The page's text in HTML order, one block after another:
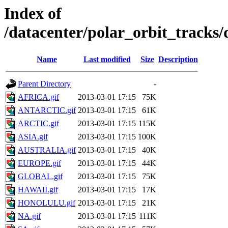
Index of
/datacenter/polar_orbit_tracks/
Name Last modified Size Description
Parent Directory
-
AFRICA.gif
2013-03-01 17:15
75K
ANTARCTIC.gif 2013-03-01 17:15
61K
ARCTIC.gif
2013-03-01 17:15 115K
ASIA.gif
2013-03-01 17:15 100K
AUSTRALIA.gif 2013-03-01 17:15
40K
EUROPE.gif
2013-03-01 17:15
44K
GLOBAL.gif
2013-03-01 17:15
75K
HAWAII.gif
2013-03-01 17:15
17K
HONOLULU.gif 2013-03-01 17:15
21K
NA.gif
2013-03-01 17:15 111K